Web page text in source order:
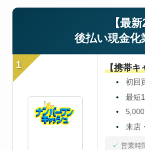
【最
後払い現金化
1 【携帯キ
初回
最短
来店
営業時